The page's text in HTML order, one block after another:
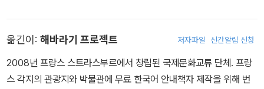
옮긴이: 해바라기 프로젝트 저자파일 신간알림 신청
2008년 프랑스 스트라스부르에서 창립된 국제문화교류 단체. 프랑
스 각지의 관광지와 박물관에 무료 한국어 안내책자 제작을 위해 번